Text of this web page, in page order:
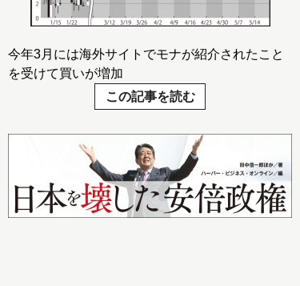
今年3月には海外サイトでモナが紹介されたこと
を受けて買いが増加
この記事を読む